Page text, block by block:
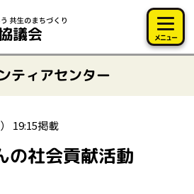
メニュー
ティアセンター
19:15掲載
の社会貢献活動